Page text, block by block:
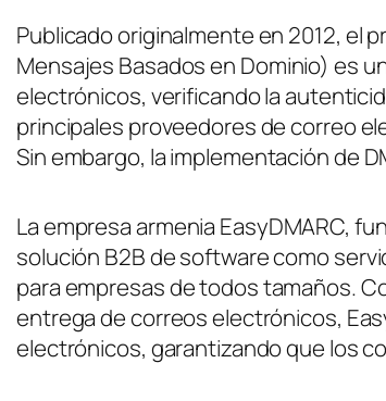
Publicado originalmente en 2012, el
Mensajes Basados en Dominio) es
electrónicos, verificando la
principales proveedores de correo
Sin embargo, la implementación de
La empresa armenia EasyDMARC,
solución B2B de software como
para empresas de todos tamaños.
entrega de correos electrónicos,
electrónicos, garantizando que los